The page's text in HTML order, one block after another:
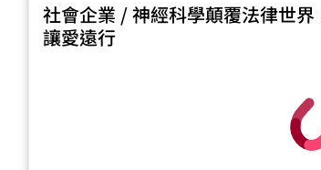
社會企業 / 神經科學顛覆法律世
讓愛遠行